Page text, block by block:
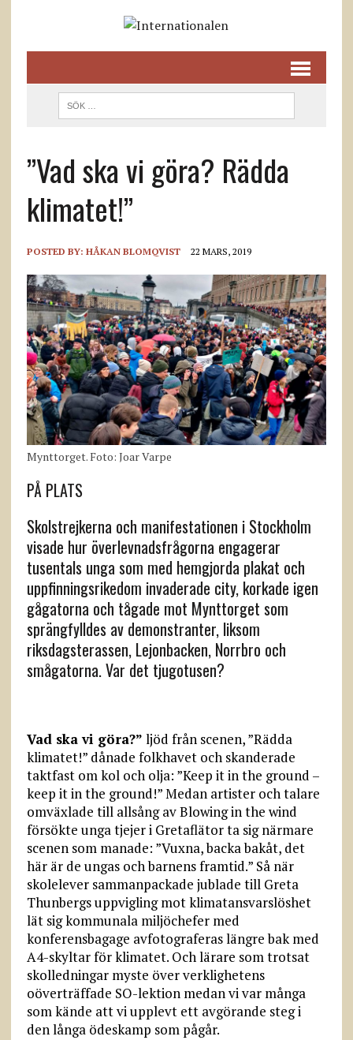
”Vad ska vi göra? Rädda
klimatet!”
POSTED BY: HÅKAN BLOMQVIST 22 MARS, 2019
Mynttorget. Foto: Joar Varpe
PÅ PLATS
Skolstrejkerna och manifestationen i Stockholm
visade hur överlevnads­frågorna engagerar
tusentals unga som med hemgjorda plakat och
uppfinnings­rikedom invaderade city, korkade igen
gågatorna och tågade mot Mynttorget som
sprängfylldes av demonstranter, liksom
riksdagsterassen, Lejonbacken, Norrbro och
smågatorna. Var det tjugotusen?
Vad ska vi göra?” ljöd från scenen, ”Rädda
klimatet!” dånade folkhavet och skanderade
taktfast om kol och olja: ”Keep it in the ground –
keep it in the ground!” Medan artister och talare
omväxlade till allsång av Blowing in the wind
försökte unga tjejer i Gretaflätor ta sig närmare
scenen som manade: ”Vuxna, backa bakåt, det
här är de ungas och barnens framtid.” Så när
skolelever sammanpackade jublade till Greta
Thunbergs uppvigling mot klimatansvarslöshet
lät sig kommunala miljöchefer med
konferensbagage avfotograferas längre bak med
A4-skyltar för klimatet. Och lärare som trotsat
skolledningar myste över verklighetens
oöverträffade SO-lektion medan vi var många
som kände att vi upplevt ett avgörande steg i
den långa ödeskamp som pågår.